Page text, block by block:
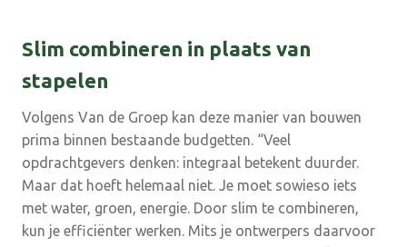
Slim combineren in plaats van
stapelen
Volgens Van de Groep kan deze manier van bouwen
prima binnen bestaande budgetten. “Veel
opdrachtgevers denken: integraal betekent duurder.
Maar dat hoeft helemaal niet. Je moet sowieso iets
met water, groen, energie. Door slim te combineren,
kun je efficiënter werken. Mits je ontwerpers daarvoor